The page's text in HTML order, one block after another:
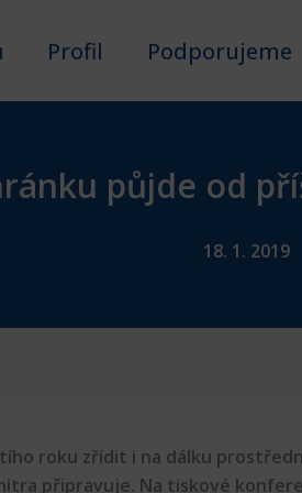
Profil Podporujeme
půjde od
18. 1. 2019
roku zřídit i na dálku
připravuje. Na tiskové